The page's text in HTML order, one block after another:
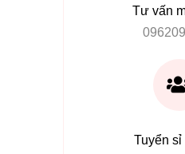
Tư vấn
Tuyển sỉ